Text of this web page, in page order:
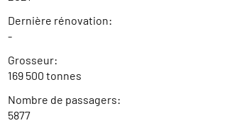
Dernière rénovation:
-
Grosseur:
169 500 tonnes
Nombre de passagers:
5877